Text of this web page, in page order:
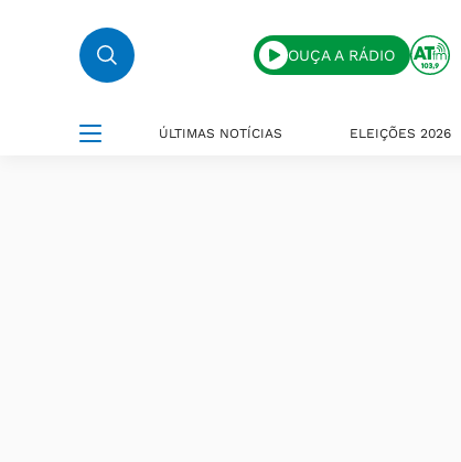
OUÇA A RÁDIO
ÚLTIMAS NOTÍCIAS ELEIÇÕES 2026